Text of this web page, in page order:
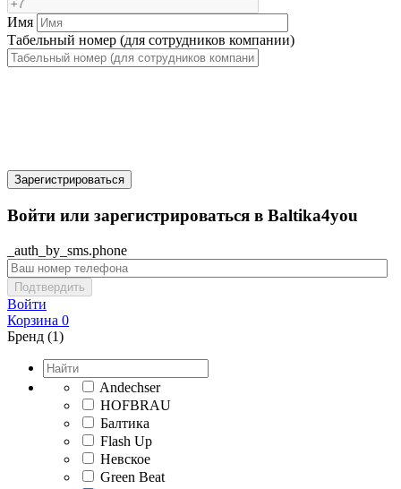
Имя
Табельный номер (для сотрудников компании)
Зарегистрироваться
Войти или зарегистрироваться в Baltika4you
_auth_by_sms.phone
Подтвердить
Войти
Корзина 0
Бренд (1)
Andechser
HOFBRAU
Балтика
Flash Up
Невское
Green Beat